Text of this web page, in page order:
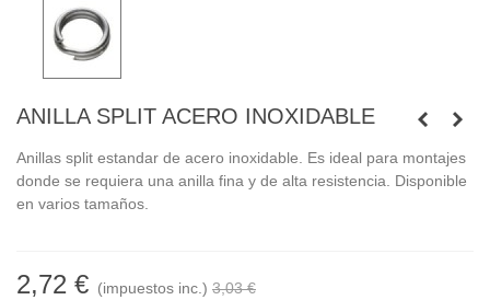
ANILLA SPLIT ACERO INOXIDABLE
Anillas split estandar de acero inoxidable. Es ideal para montajes
donde se requiera una anilla fina y de alta resistencia. Disponible
en varios tamaños.
2,72 € (impuestos inc.) 3,03 €